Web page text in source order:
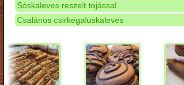
Sóskaleves reszelt tojással
Csalános csirkegaluskaleves